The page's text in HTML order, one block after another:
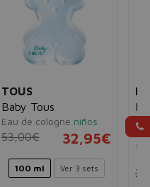
TOUS
Baby Tous
Eau de cologne niños
53,00€ 32,95€
100 ml Ver 3 sets
y